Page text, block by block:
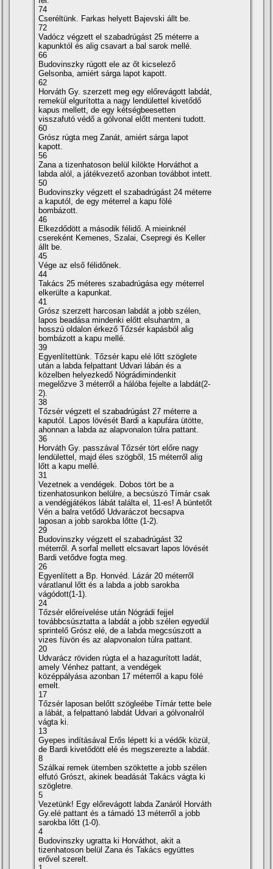
74
Cseréltünk. Farkas helyett Bajevski állt be.
72
Vadócz végzett el szabadrúgást 25 méterre a
kapunktól és alig csavart a bal sarok mellé.
66
Budovinszky rúgott ele az őt kicselező
Gelsonba, amiért sárga lapot kapott.
62
Horváth Gy. szerzett meg egy előrevágott labdát,
remekül elgurí­totta a nagy lendülettel kivetődő
kapus mellett, de egy kétségbeesetten
visszafutó védő a gólvonal előtt menteni tudott.
60
Grósz rúgta meg Zanát, amiért sárga lapot
kapott.
56
Zana a tizenhatoson belül kilökte Horváthot a
labda alól, a játékvezető azonban továbbot intett.
50
Budovinszky végzett el szabadrúgást 24 méterre
a kaputól, de egy méterrel a kapu fölé
bombázott.
46
Elkezdődött a második félidő. A mieinknél
csereként Kemenes, Szalai, Csepregi és Keller
állt be.
45
Vége az első félidőnek.
44
Takács 25 méteres szabadrúgása egy méterrel
elkerülte a kapunkat.
41
Grósz szerzett harcosan labdát a jobb szélen,
lapos beadása mindenki előtt elsuhantm, a
hosszú oldalon érkező Tőzsér kapásból alig
bombázott a kapu mellé.
39
Egyenlí­tettünk. Tőzsér kapu elé lőtt szöglete
után a labda felpattant Udvari lábán és a
közelben helyezkedő Nógrádimindenkit
megelőzve 3 méterről a hálóba fejelte a labdát(2-
2).
38
Tőzsér végzett el szabadrúgást 27 méterre a
kaputól. Lapos lövését Bardi a kapufára ütötte,
ahonnan a labda az alapvonalon túlra pattant.
36
Horváth Gy. passzával Tőzsér tört előre nagy
lendülettel, majd éles szögből, 15 méterről alig
lőtt a kapu mellé.
31
Vezetnek a vendégek. Dobos tört be a
tizenhatosunkon belülre, a becsúszó Tí­már csak
a vendégjátékos lábát találta el, 11-es! A büntetőt
Vén a balra vetődő Udvaráczot becsapva
laposan a jobb sarokba lőtte (1-2).
29
Budovinszky végzett el szabadrúgást 32
méterről. A sorfal mellett elcsavart lapos lövését
Bardi vetődve fogta meg.
26
Egyenlí­tett a Bp. Honvéd. Lázár 20 méterről
váratlanul lőtt és a labda a jobb sarokba
vágódott(1-1).
24
Tőzsér előreí­velése után Nógrádi fejjel
továbbcsúsztatta a labdát a jobb szélen egyedül
sprintelő Grósz elé, de a labda megcsúszott a
vizes füvön és az alapvonalon túlra pattant.
20
Udvarácz röviden rúgta el a hazagurí­tott ladát,
amely Vénhez pattant, a vendégek
középpályása azonban 17 méterről a kapu fölé
emelt.
17
Tőzsér laposan belőtt szögleébe Tí­már tette bele
a lábát, a felpattanó labdát Udvari a gólvonalról
vágta ki.
13
Gyepes indí­tásával Erős lépett ki a védők közül,
de Bardi kivetődött elé és megszerezte a labdát.
8
Szálkai remek ütemben szöktette a jobb szélen
elfutó Grószt, akinek beadását Takács vágta ki
szögletre.
5
Vezetünk! Egy előrevágott labda Zanáról Horváth
Gy.elé pattant és a támadó 13 méterről a jobb
sarokba lőtt (1-0).
4
Budovinszky ugratta ki Horváthot, akit a
tizenhatoson belül Zana és Takács együttes
erővel szerelt.